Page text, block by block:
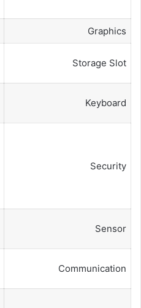
Graphics
Storage Slot
Keyboard
Security
Sensor
Communication